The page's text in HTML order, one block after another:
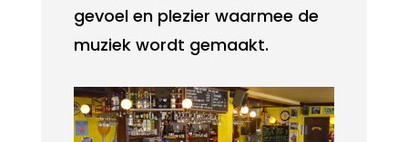
gevoel en plezier waarmee de
muziek wordt gemaakt.